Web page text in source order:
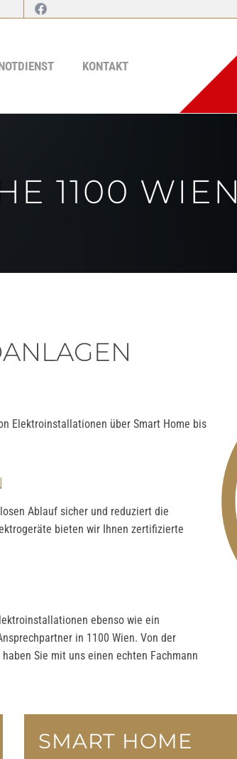
KONTAKT
1100 WIEN
Elektroinstallationen über Smart Home bis
Ablauf sicher und reduziert die
bieten wir Ihnen zertifizierte
ebenso wie ein
in 1100 Wien. Von der
Sie mit uns einen echten Fachmann
SMART HOME